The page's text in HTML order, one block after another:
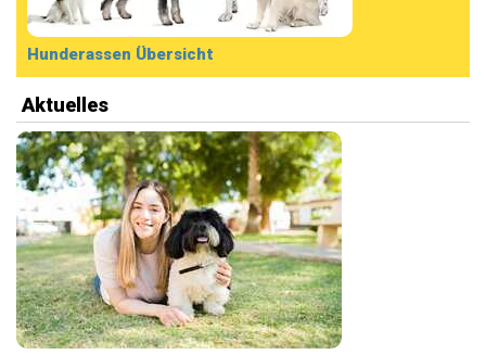
Hunderassen Übersicht
Aktuelles